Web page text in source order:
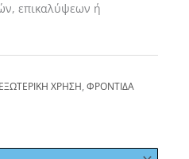
επικαλύψεων ή
ΕΞΩΤΕΡΙΚΗ ΧΡΗΣΗ,ΦΡΟΝΤΙΔΑ